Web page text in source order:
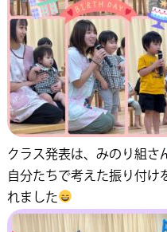
クラス発表は、みのり組さ
自分たちで考えた振り付け
れました